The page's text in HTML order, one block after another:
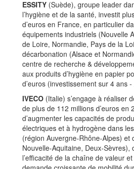
ESSITY (Suède), groupe leader
l’hygiène et de la santé, investit
d’euros en France, en particulier
équipements industriels (Nouvelle
de Loire, Normandie, Pays de la
décarbonation (Alsace et
centre de recherche &
aux produits d’hygiène en papier
d’euros (investissement sur 4 ans -
IVECO (Italie) s’engage à réaliser
de plus de 112 millions d’euros en
d’augmenter les capacités de
électriques et à hydrogène dans
(région Auvergne-Rhône-Alpes) et
Nouvelle-Aquitaine, Deux-Sèvres),
l’efficacité de la chaîne de valeur